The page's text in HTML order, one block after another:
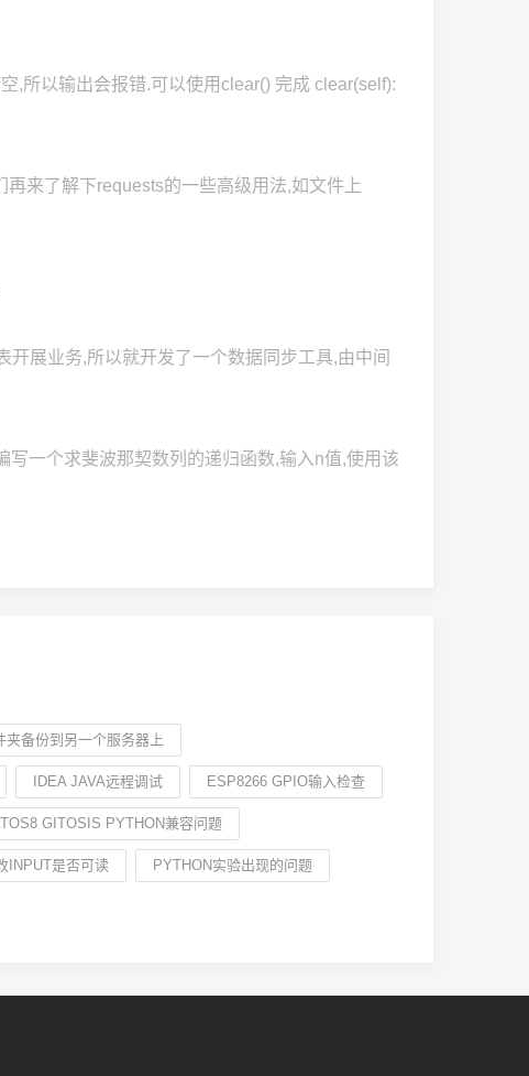
,所以输出会报错.可以使用clear() 完成 clear(self):
来了解下requests的一些高级用法,如文件上
展业务,所以就开发了一个数据同步工具,由中间
一个求斐波那契数列的递归函数,输入n值,使用该
夹备份到另一个服务器上
IDEA JAVA远程调试 ESP8266 GPIO输入检查
GITOSIS PYTHON兼容问题
INPUT是否可读 PYTHON实验出现的问题